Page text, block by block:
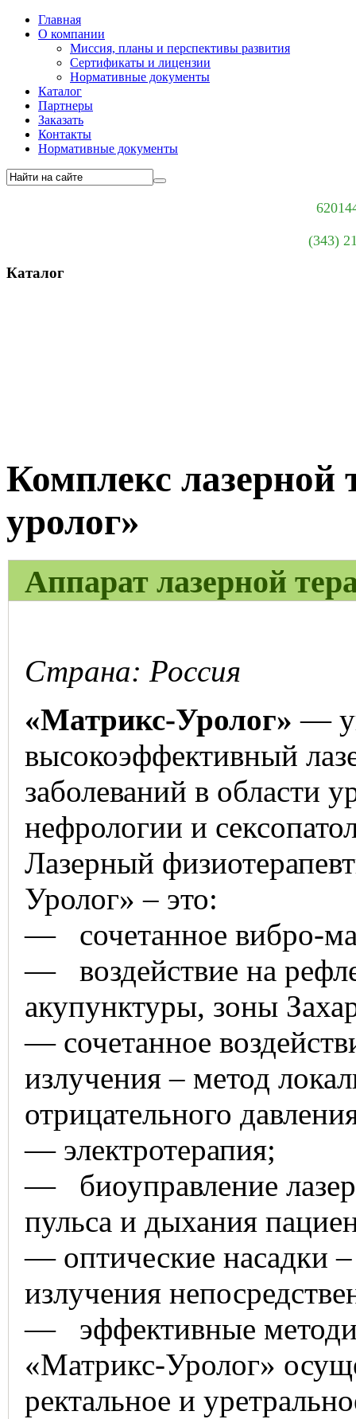
Главная
О компании
Миссия, планы и перспективы развития
Сертификаты и лицензии
Нормативные документы
Каталог
Партнеры
Заказать
Контакты
Нормативные документы
(343)
Каталог
Комплекс
уролог»
Аппарат лазерной
Страна: Россия
«Матрикс-Уролог» —
высокоэффективный
заболеваний в области
нефрологии и
Лазерный
Уролог» ­– это:
— сочетанное вибро-
— воздействие на
акупунктуры, зоны
— сочетанное
излучения – метод
отрицательного
— электротерапия;
— биоуправление
пульса и дыхания
— оптические насадки –
излучения
— эффективные
«Матрикс-Уролог»
ректальное и